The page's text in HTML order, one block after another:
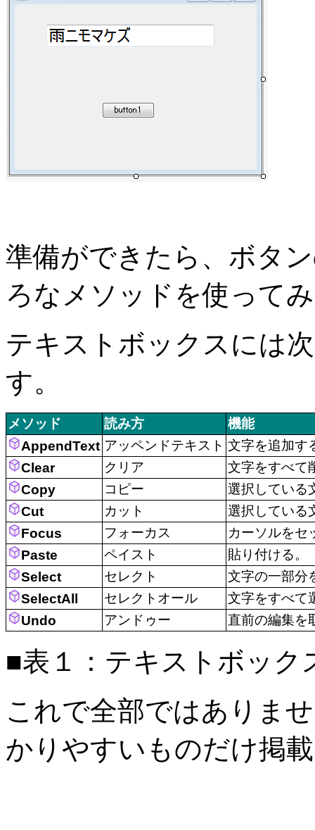
準備ができたら、ボタ
ろなメソッドを使って
テキストボックスには
す。
メソッド 読み方
機能
AppendText アッペンドテキスト 文字を追加す
Clear
クリア
文字をすべて
Copy
コピー
選択している
Cut
カット
選択している
Focus
フォーカス
カーソルをセ
Paste
ペイスト
貼り付ける。
Select
セレクト
文字の一部分
SelectAll
セレクトオール
文字をすべて
Undo
アンドゥー 直前の編集を
■表１：テキストボック
これで全部ではありま
かりやすいものだけ掲